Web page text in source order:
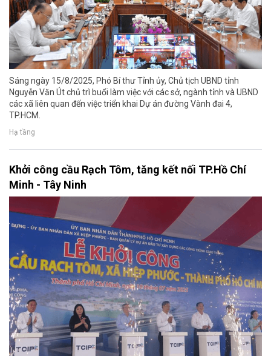
Sáng ngày 15/8/2025, Phó Bí thư Tỉnh ủy, Chủ tịch UBND tỉnh
Nguyễn Văn Út chủ trì buổi làm việc với các sở, ngành tỉnh và UBND
các xã liên quan đến việc triển khai Dự án đường Vành đai 4,
TP.HCM.
Hạ tầng
Khởi công cầu Rạch Tôm, tăng kết nối TP.Hồ Chí
Minh - Tây Ninh